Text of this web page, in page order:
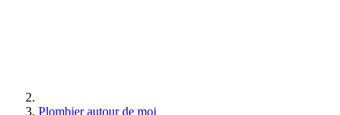
Plombier autour de moi